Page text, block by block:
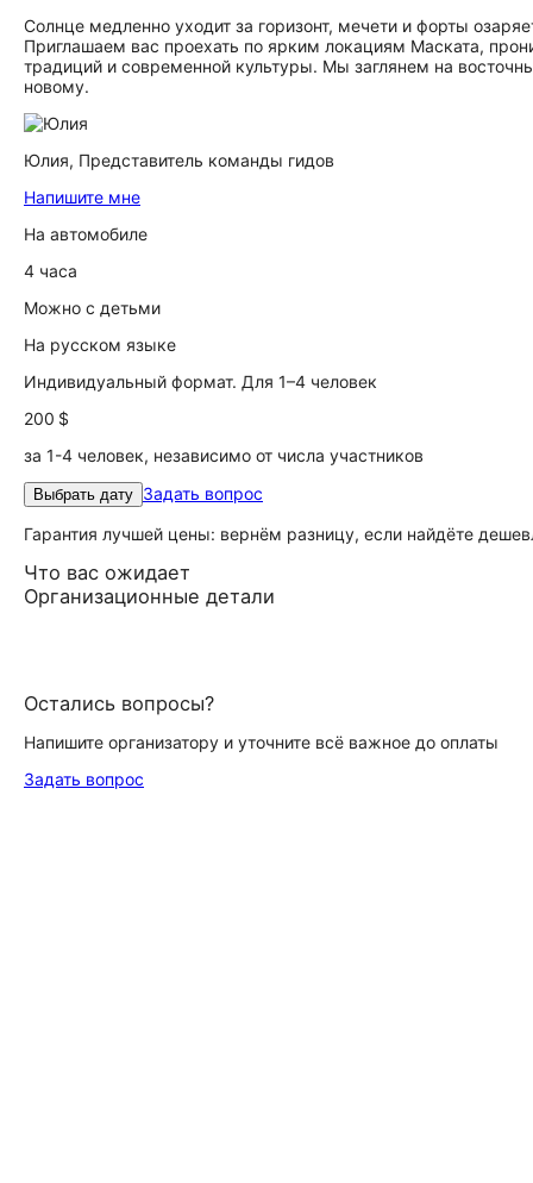
Солнце медленно уходит за горизонт, мечети и форты
Приглашаем вас проехать по ярким локациям Маската,
традиций и современной культуры. Мы заглянем на
новому.
Юлия, Представитель команды гидов
Напишите мне
На автомобиле
4 часа
Можно с детьми
На русском языке
Индивидуальный формат. Для 1–4 человек
200 $
за 1-4 человек, независимо от числа участников
Выбрать дату Задать вопрос
Гарантия лучшей цены: вернём разницу, если найдёте
Что вас ожидает
Организационные детали
Остались вопросы?
Напишите организатору и уточните всё важное до оплаты
Задать вопрос